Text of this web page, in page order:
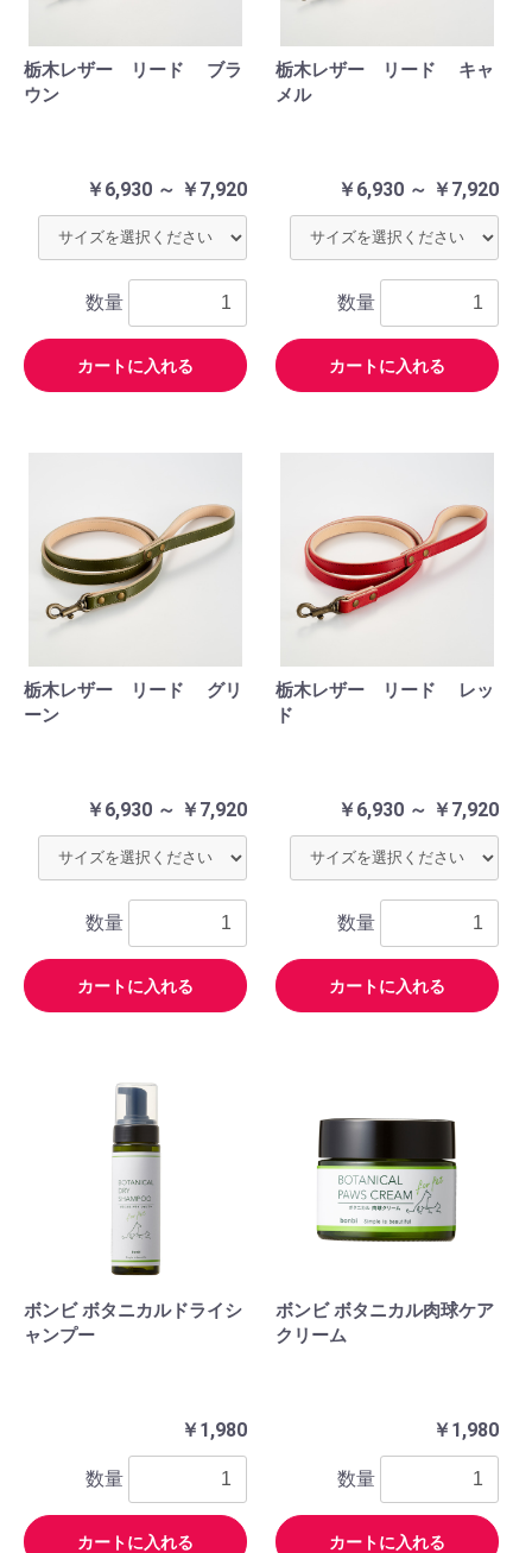
栃木レザー リード ブラ
ウン
￥6,930 ～ ￥7,920
数量
カートに入れる
栃木レザー リード キャ
メル
￥6,930 ～ ￥7,920
数量
カートに入れる
栃木レザー リード グリ
ーン
￥6,930 ～ ￥7,920
数量
カートに入れる
栃木レザー リード レッ
ド
￥6,930 ～ ￥7,920
数量
カートに入れる
ボンビ ボタニカルドライシ
ャンプー
￥1,980
数量
カートに入れる
ボンビ ボタニカル肉球ケア
クリーム
￥1,980
数量
カートに入れる